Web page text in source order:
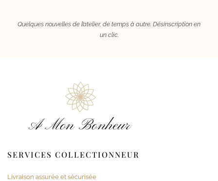
Quelques nouvelles de l’atelier, de temps à autre. Désinscription en
un clic.
SERVICES COLLECTIONNEUR
Livraison assurée et sécurisée